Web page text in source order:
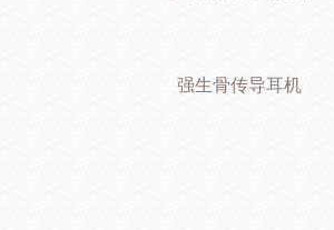
强生骨传导耳机